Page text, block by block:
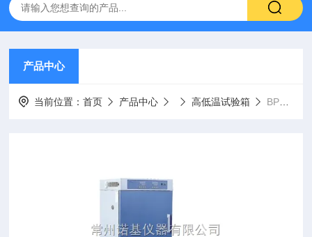
产品中心
当前位置：首页 产品中心 高低温试验箱 BPHJS-060B专业高低温交变湿热试验箱BPHJS-060A厂家